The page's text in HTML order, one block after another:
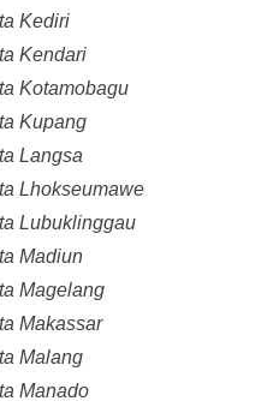
Kediri
Kendari
Kotamobagu
Kupang
Langsa
Lhokseumawe
Lubuklinggau
Madiun
Magelang
Makassar
Malang
Manado